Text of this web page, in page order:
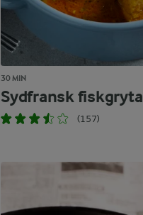
30 MIN
Sydfransk fiskgryta
(157)